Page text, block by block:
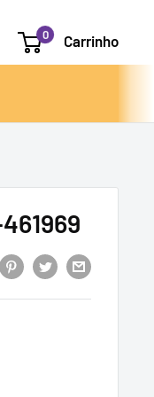
0 Carrinho